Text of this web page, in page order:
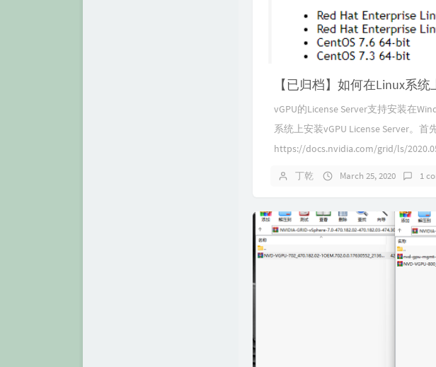
【已归档】如何在Linux系统
vGPU的License Server支持安装在
系统上安装vGPU License Server。首
https://docs.nvidia.com/grid/ls/
丁乾 March 25, 2020 1